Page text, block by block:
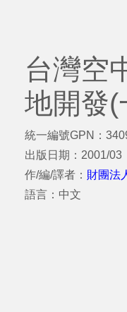
台灣空
地開發(
統一編號GPN：
出版日期：2001/03
作/編/譯者： 財團法
語言：中文